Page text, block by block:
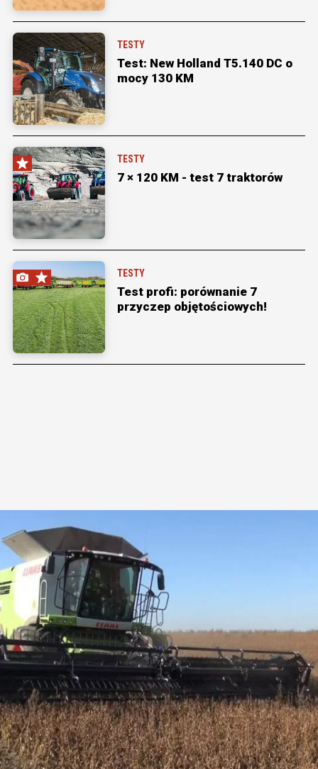
TESTY
Test: New Holland T5.140 DC o
mocy 130 KM
TESTY
7 × 120 KM - test 7 traktorów
TESTY
Test profi: porównanie 7
przyczep objętościowych!